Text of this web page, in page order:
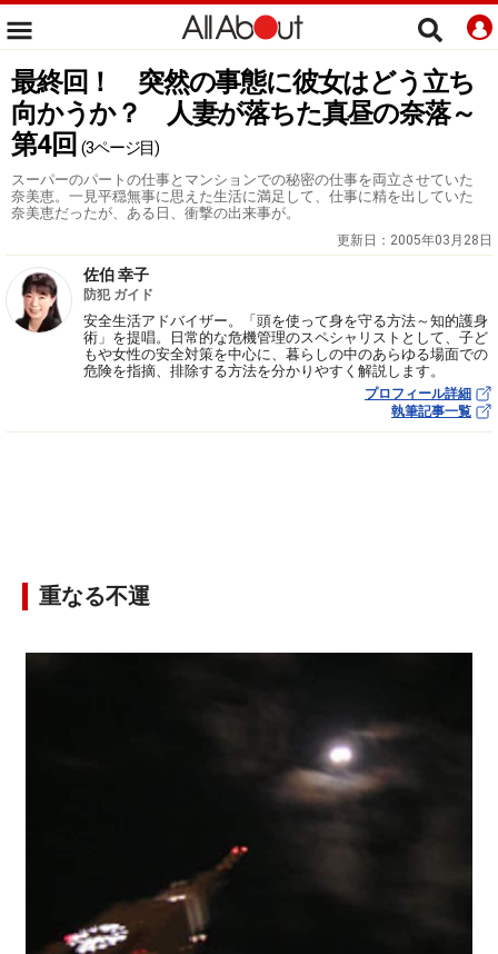
最終回！ 突然の事態に彼女はどう立ち
向かうか？ 人妻が落ちた真昼の奈落～
第4回 (3ページ目)
スーパーのパートの仕事とマンションでの秘密の仕事を両立させていた
奈美恵。一見平穏無事に思えた生活に満足して、仕事に精を出していた
奈美恵だったが、ある日、衝撃の出来事が。
更新日： 2005年03月28日
佐伯 幸子
防犯 ガイド
安全生活アドバイザー。「頭を使って身を守る方法～知的護身
術」を提唱。日常的な危機管理のスペシャリストとして、子ど
もや女性の安全対策を中心に、暮らしの中のあらゆる場面での
危険を指摘、排除する方法を分かりやすく解説します。
プロフィール詳細
執筆記事一覧
重なる不運